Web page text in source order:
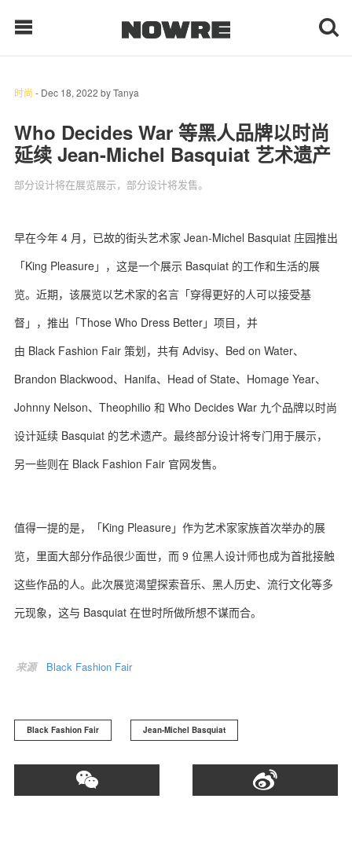
现客视点
时 尚
球 鞋
生 活
关于我们 联系我们
时尚 - Dec 18, 2022 byTanya
Who Decides War 等黑人品牌以时尚
延续 Jean-Michel Basquiat 艺术遗产
部分设计将在展览展示，部分设计将发售。
早在今年 4 月，已故的街头艺术家 Jean-Michel Basquiat 庄园推出
「King Pleasure」，这是一个展示 Basquiat 的工作和生活的展
览。近期，该展览以艺术家的名言「穿得更好的人可以接受基
督」，推出「Those Who Dress Better」项目，并
由 Black Fashion Fair 策划，共有 Advisy、Bed on Water、
Brandon Blackwood、Hanifa、Head of State、Homage Year、
Johnny Nelson、Theophilio 和 Who Decides War 九个品牌以时尚
设计延续 Basquiat 的艺术遗产。最终部分设计将专门用于展示，
另一些则在 Black Fashion Fair 官网发售。
值得一提的是，「King Pleasure」作为艺术家家族首次举办的展
览，里面大部分作品很少面世，而 9 位黑人设计师也成为首批接触
这些作品的人。此次展览渴望探索音乐、黑人历史、流行文化等多
元现象，这与 Basquiat 在世时所做所想不谋而合。
来源 Black Fashion Fair
Black Fashion Fair Jean-Michel Basquiat